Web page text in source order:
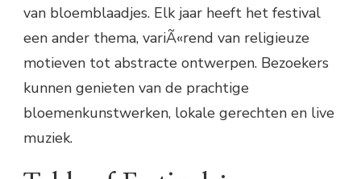
van bloemblaadjes. Elk jaar heeft het festival
een ander thema, variÃ«rend van religieuze
motieven tot abstracte ontwerpen. Bezoekers
kunnen genieten van de prachtige
bloemenkunstwerken, lokale gerechten en live
muziek.